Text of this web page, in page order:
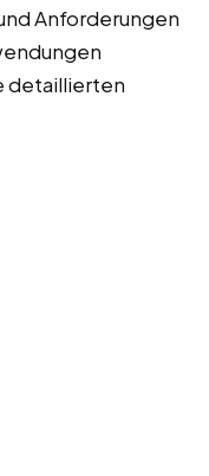
Anforderungen
detaillierten